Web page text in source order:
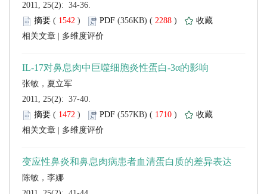
2011, 25(2): 34-36.
(
) 2288 )
2011, 25(2): 37-40.
(
) 1710 )